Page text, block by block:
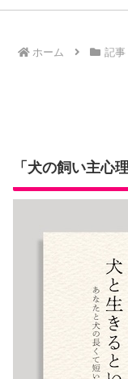
ホーム 記事
「犬の飼い主心